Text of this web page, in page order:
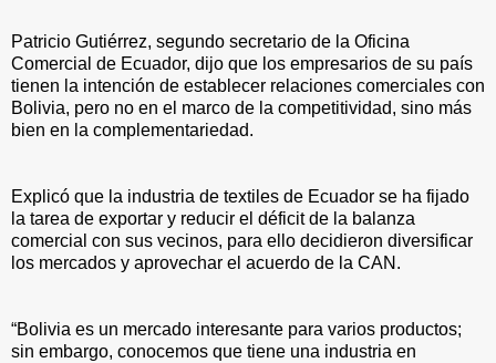
Patricio Gutiérrez, segundo secretario de la Oficina
Comercial de Ecuador, dijo que los empresarios de su país
tienen la intención de establecer relaciones comerciales con
Bolivia, pero no en el marco de la competitividad, sino más
bien en la complementariedad.
Explicó que la industria de textiles de Ecuador se ha fijado
la tarea de exportar y reducir el déficit de la balanza
comercial con sus vecinos, para ello decidieron diversificar
los mercados y aprovechar el acuerdo de la CAN.
“Bolivia es un mercado interesante para varios productos;
sin embargo, conocemos que tiene una industria en